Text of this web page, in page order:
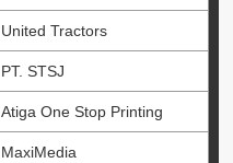
United Tractors
PT. STSJ
Atiga One Stop Printing
MaxiMedia